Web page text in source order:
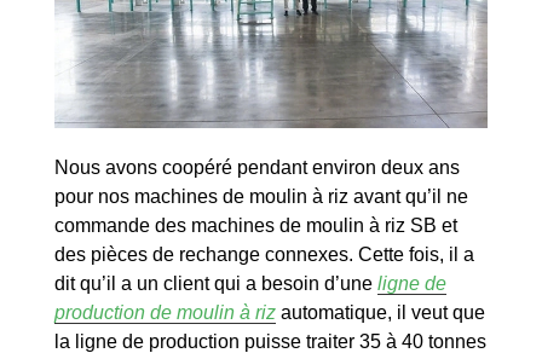
Nous avons coopéré pendant environ deux ans
pour nos machines de moulin à riz avant qu’il ne
commande des machines de moulin à riz SB et
des pièces de rechange connexes. Cette fois, il a
dit qu’il a un client qui a besoin d’une ligne de
production de moulin à rizautomatique, il veut que
la ligne de production puisse traiter 35 à 40 tonnes